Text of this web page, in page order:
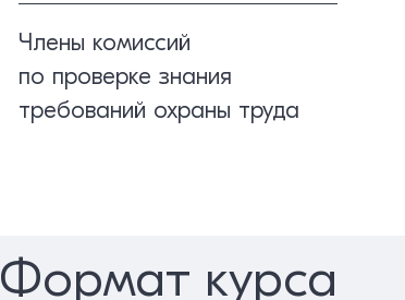
Члены комиссий
по проверке знания
требований охраны труда
Формат курса